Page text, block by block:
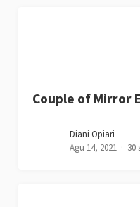
Couple of Mirror
Diani Opiari
Agu 14, 2021
30